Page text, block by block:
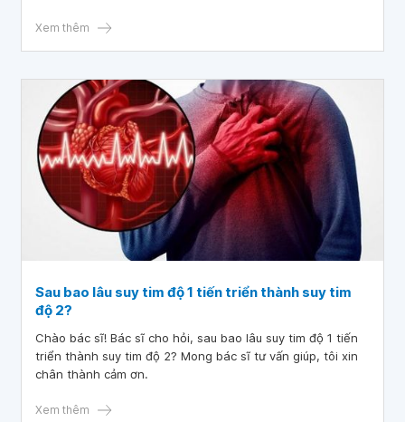
Xem thêm
Sau bao lâu suy tim độ 1 tiến triển thành suy tim
độ 2?
Chào bác sĩ! Bác sĩ cho hỏi, sau bao lâu suy tim độ 1 tiến
triển thành suy tim độ 2? Mong bác sĩ tư vấn giúp, tôi xin
chân thành cảm ơn.
Xem thêm